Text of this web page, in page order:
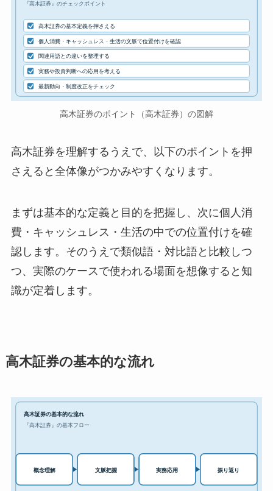
『高木証券』のチェックポイント
高木証券の基本定義を押さえる
個人消費・キャッシュレス・生活の文脈で位置付けを確認
関連用語との違いを整理する
実務や投資判断への応用を考える
最新動向・制度改正をチェック
高木証券のポイント（高木証券）の図解
高木証券を理解するうえで、以下のポイントを押
さえると全体像がつかみやすくなります。
まずは基本的な定義と目的を把握し、次に個人消
費・キャッシュレス・生活の中での位置付けを確
認します。そのうえで類似語・対比語と比較しつ
つ、実際のケースで使われる場面を想像すると知
識が定着します。
高木証券の基本的な流れ
高木証券の基本的な流れ
『高木証券』の基本フロー
概念理解 文脈把握 実務応用 振り返り